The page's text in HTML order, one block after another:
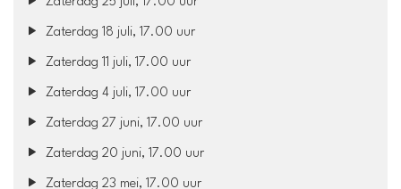
Zaterdag 18 juli, 17.00 uur
Zaterdag 11 juli, 17.00 uur
Zaterdag 4 juli, 17.00 uur
Zaterdag 27 juni, 17.00 uur
Zaterdag 20 juni, 17.00 uur
Zaterdag 23 mei, 17.00 uur